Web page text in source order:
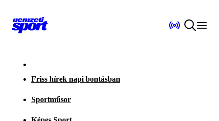
Friss hírek napi bontásban
Sportműsor